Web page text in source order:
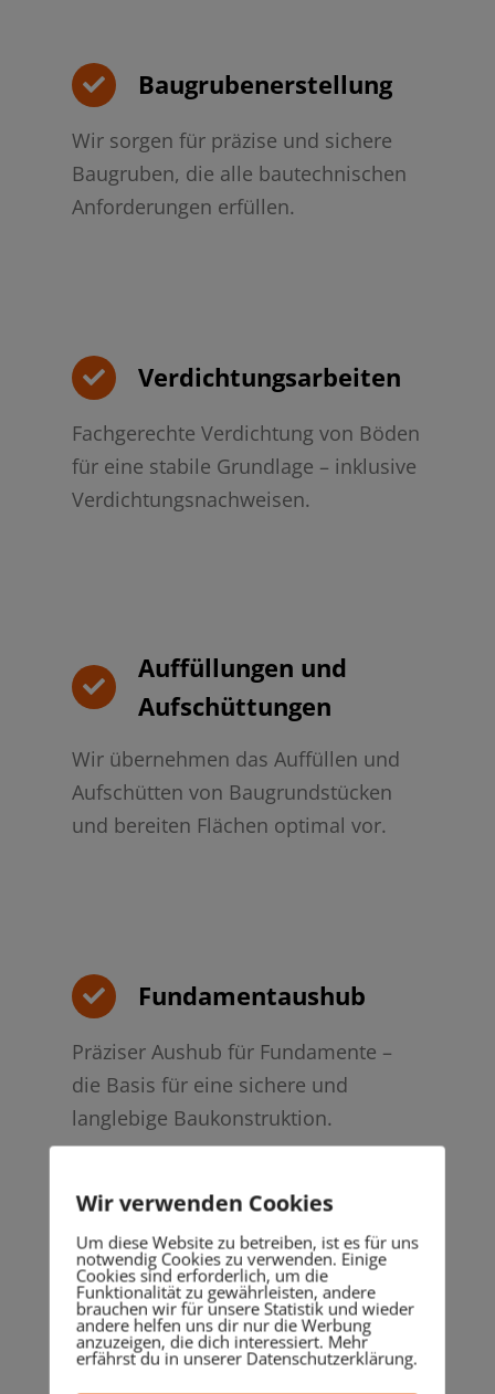
Baugrubenerstellung
Wir sorgen für präzise und sichere
Baugruben, die alle bautechnischen
Anforderungen erfüllen.
Verdichtungsarbeiten
Fachgerechte Verdichtung von Böden
für eine stabile Grundlage – inklusive
Verdichtungsnachweisen.
Auffüllungen und
Aufschüttungen
Wir übernehmen das Auffüllen und
Aufschütten von Baugrundstücken
und bereiten Flächen optimal vor.
Fundamentaushub
Präziser Aushub für Fundamente –
die Basis für eine sichere und
langlebige Baukonstruktion.
Erdbewegungen
Von der kleinen Erdbewegung bis hin
zur großflächigen Umgestaltung – wir
Wir verwenden Cookies
Um diese Website zu betreiben, ist es für uns
notwendig Cookies zu verwenden. Einige
Cookies sind erforderlich, um die
Funktionalität zu gewährleisten, andere
brauchen wir für unsere Statistik und wieder
andere helfen uns dir nur die Werbung
anzuzeigen, die dich interessiert. Mehr
erfährst du in unserer Datenschutzerklärung.